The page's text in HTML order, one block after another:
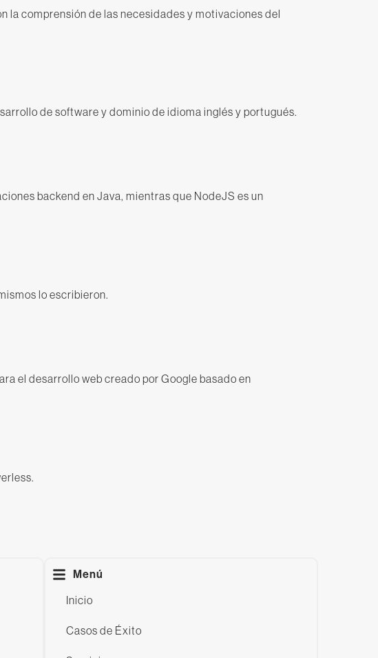
la comprensión de las necesidades y motivaciones del
de software y dominio de idioma inglés y portugués.
backend en Java, mientras que NodeJS es un
lo escribieron.
el desarrollo web creado por Google basado en
Menú
Inicio
Casos de Éxito